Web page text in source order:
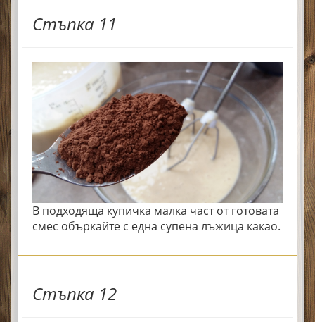
Стъпка 11
В подходяща купичка малка част от готовата
смес объркайте с една супена лъжица какао.
Стъпка 12